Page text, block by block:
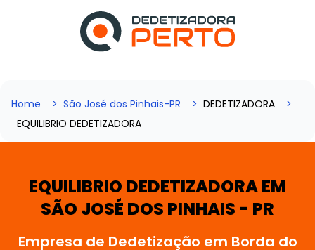
Home São José dos Pinhais-PR
DEDETIZADORA
EQUILIBRIO DEDETIZADORA
EQUILIBRIO DEDETIZADORA EM
SÃO JOSÉ DOS PINHAIS - PR
Empresa de Dedetização em Borda do